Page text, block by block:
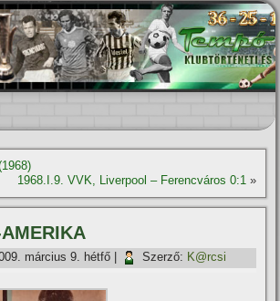
1968.I.9. VVK, Liverpool – Ferencváros 0:1»
március 9. hétfő Szerző: K@rcsi